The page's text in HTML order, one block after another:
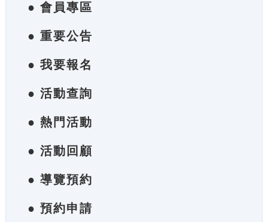
● 會員專區
● 重要公告
● 我要報名
● 活動查詢
● 熱門活動
● 活動回顧
● 導覽預約
● 預約申請